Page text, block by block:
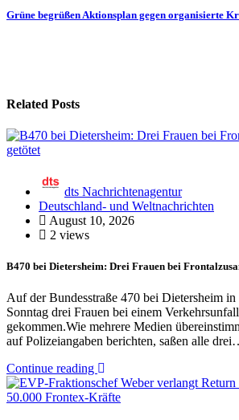
Grüne begrüßen Aktionsplan gegen organisierte
Related Posts
dts Nachrichtenagentur
Deutschland- und Weltnachrichten
August 10, 2026
2 views
B470 bei Dietersheim: Drei Frauen bei
Auf der Bundesstraße 470 bei Dietersheim
Sonntag drei Frauen bei einem
gekommen.Wie mehrere Medien
auf Polizeiangaben berichten, saßen alle
Continue reading